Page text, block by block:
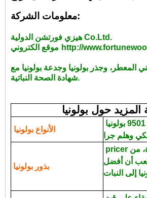
معلومات الشركة:
هيزي فورتشن الدولية Co.Ltd.
http://
المعطر، وجذر بولونيا وجدعة بولونيا مع
شهادة الصحة النباتية.
حول بولونيا
الأنواع بولونيا
بذور بولونيا
من